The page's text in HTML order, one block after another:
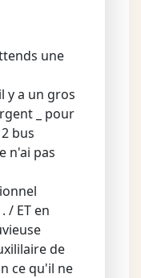
une
y a un gros
_ pour
bus
n'ai pas
/ ET en
de
ce qu'il ne